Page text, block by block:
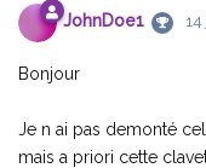
JohnDoe1
Bonjour
Je n ai pas demonté
mais a priori cette